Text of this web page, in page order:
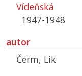
Vídeňská
1947-1948
autor
Čerm, Lik